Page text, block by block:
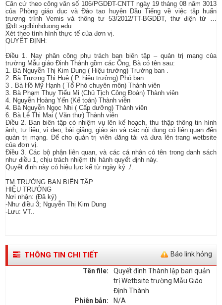
Căn cứ theo công văn số 106/PGDĐT-CNTT ngày 19 tháng 08 năm 3013
của Phòng giáo dục và Đào tạo huyện Dầu Tiếng về việc tập huấn
trương trình Vemis và thông tư 53/2012/TT-BGDĐT, thư điện tử …
@dt.sgdbinhduong.edu
Xét theo tình hình thực tế của đơn vị.
QUYẾT ĐỊNH:
Điều 1. Nay phân công phụ trách ban biên tập – quản trị mạng của
trường Mẫu giáo Định Thành gồm các Ông, Bà có tên sau:
1. Bà Nguyễn Thị Kim Dung ( Hiệu trưởng) Trưởng ban .
2. Bà Trương Thi Huệ ( P. hiệu trưởng) Phó ban
3 . Bà Hồ Mỹ Hạnh ( Tổ Phó chuyên môn) Thành viên
3. Bà Phạm Thụy Tiểu Mi (Chủ Tịch Công Đoàn) Thành viên
4. Nguyễn Hoàng Yến (Kế toán) Thành viên
4. Bà Nguyễn Ngọc Nhi ( Cấp dưỡng) Thành viên
6. Bà Lê Thị Mai ( Văn thư) Thành viên
Điều 2. Ban biên tập có nhiệm vụ lên kế hoạch, thu thập thông tin hình
ảnh, tư liệu, vi deo, bài giảng, giáo án và các nội dung có liên quan đến
quản trị mạng. Để cho quản trị viên đăng tải và đưa lên trang wetbsite
của đơn vị.
Điều 3. Các bộ phận liên quan, và các cá nhân có tên trong danh sách
như điều 1, chịu trách nhiệm thi hành quyết định này.
Quyết định này có hiệu lực kể từ ngày ký ./.
TM.TRƯỞNG BAN BIÊN TẬP
HIỆU TRƯỞNG
Nơi nhận: (Đã ký)
-Như điều 3; Nguyễn Thị Kim Dung
-Lưu: VT..
Báo link hỏng
THÔNG TIN CHI TIẾT
Tên file:
Quyết định Thành lập ban quản
trị Wetbsite trường Mẫu Giáo
Định Thành
Phiên bản:
N/A